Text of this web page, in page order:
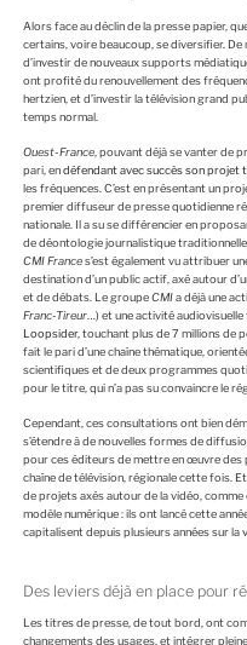
Alors face au déclin de la presse papier,
certains, voire beaucoup, se diversifier.
d’investir de nouveaux supports
ont profité du renouvellement des
hertzien, et d’investir la télévision grand
temps normal.
Ouest-France, pouvant déjà se vanter de
pari, endéfendant avec succès son projet
les fréquences. C’est en présentant un
premier diffuseur de presse quotidienne
nationale. Il a su se différencier en
de déontologie journalistique
CMI Frances’est également vu attribuer
destination d’un public actif, axé autour
et de débats. Le groupeCMIa déjà une
Franc-Tireur…) et une activité
Loopsider, touchant plus de 7 millions de
fait le pari d’une chaîne thématique,
scientifiques et de deux programmes
pour le titre, qui n’a pas su convaincre le
Cependant, ces consultations ont bien
s’étendre à de nouvelles formes de
pour ces éditeurs de mettre en œuvre des
chaîne de télévision, régionale cette fois.
de projets axés autour de la vidéo, comme
modèle numérique : ils ont lancé cette
capitalisent depuis plusieurs années sur
Des leviers déjà en place pour
Les titres de presse, de tout bord, ont
changements des usages, et intégrer